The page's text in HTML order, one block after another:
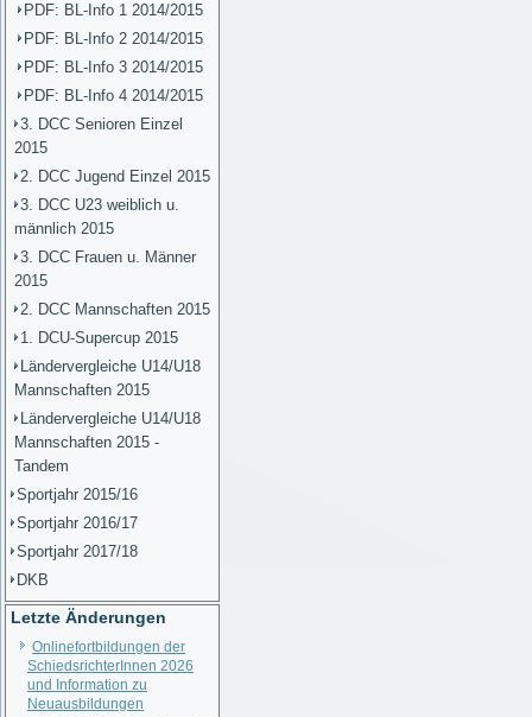
PDF: BL-Info 1 2014/2015
PDF: BL-Info 2 2014/2015
PDF: BL-Info 3 2014/2015
PDF: BL-Info 4 2014/2015
3. DCC Senioren Einzel
2015
2. DCC Jugend Einzel 2015
3. DCC U23 weiblich u.
männlich 2015
3. DCC Frauen u. Männer
2015
2. DCC Mannschaften 2015
1. DCU-Supercup 2015
Ländervergleiche U14/U18
Mannschaften 2015
Ländervergleiche U14/U18
Mannschaften 2015 -
Tandem
Sportjahr 2015/16
Sportjahr 2016/17
Sportjahr 2017/18
DKB
Letzte Änderungen
Onlinefortbildungen der
SchiedsrichterInnen 2026
und Information zu
Neuausbildungen